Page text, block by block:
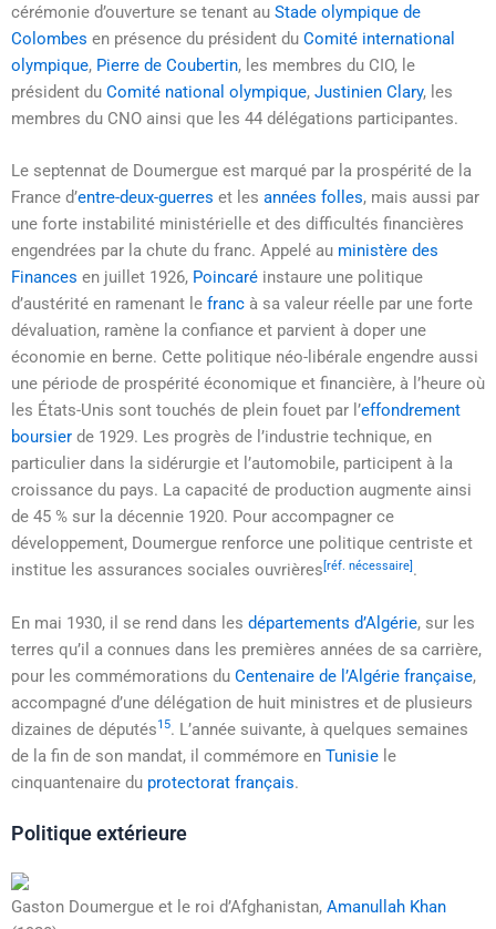
cérémonie d’ouverture se tenant au Stade olympique de
Colombes en présence du président du Comité international
olympique, Pierre de Coubertin, les membres du CIO, le
président du Comité national olympique, Justinien Clary, les
membres du CNO ainsi que les 44 délégations participantes.
Le septennat de Doumergue est marqué par la prospérité de la
France d’entre-deux-guerres et les années folles, mais aussi par
une forte instabilité ministérielle et des difficultés financières
engendrées par la chute du franc. Appelé au ministère des
Finances en juillet 1926, Poincaré instaure une politique
d’austérité en ramenant le franc à sa valeur réelle par une forte
dévaluation, ramène la confiance et parvient à doper une
économie en berne. Cette politique néo-libérale engendre aussi
une période de prospérité économique et financière, à l’heure où
les États-Unis sont touchés de plein fouet par l’effondrement
boursier de 1929. Les progrès de l’industrie technique, en
particulier dans la sidérurgie et l’automobile, participent à la
croissance du pays. La capacité de production augmente ainsi
de 45 % sur la décennie 1920. Pour accompagner ce
développement, Doumergue renforce une politique centriste et
institue les assurances sociales ouvrières[réf. nécessaire] .
En mai 1930, il se rend dans les départements d’Algérie, sur les
terres qu’il a connues dans les premières années de sa carrière,
pour les commémorations du Centenaire de l’Algérie française,
accompagné d’une délégation de huit ministres et de plusieurs
dizaines de députés15. L’année suivante, à quelques semaines
de la fin de son mandat, il commémore en Tunisie le
cinquantenaire du protectorat français.
Politique extérieure
Gaston Doumergue et le roi d’Afghanistan, Amanullah Khan